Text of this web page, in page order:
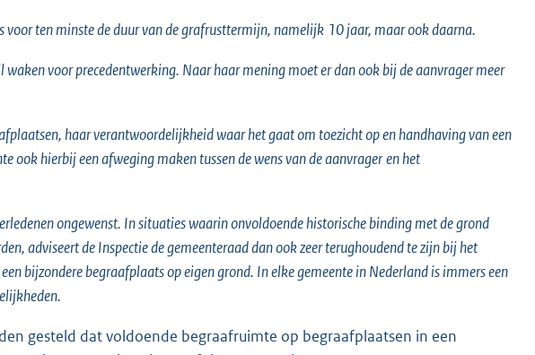
ten minste de duur van de grafrusttermijn, namelijk 10 jaar, maar ook daarna.
voor precedentwerking. Naar haar mening moet er dan ook bij de aanvrager meer
haar verantwoordelijkheid waar het gaat om toezicht op en handhaving van een
ook hierbij een afweging maken tussen de wens van de aanvrageren het
ongewenst. In situaties waarin onvoldoende historische binding met de grond
adviseert de Inspectie de gemeenteraad dan ook zeer terughoudend te zijn bij het
bijzondere begraafplaats op eigen grond. In elke gemeente in Nederland is immers een
gesteld dat voldoende begraafruimte op begraafplaatsen in een